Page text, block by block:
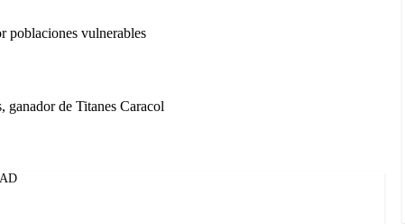
poblaciones vulnerables
ganador de Titanes Caracol